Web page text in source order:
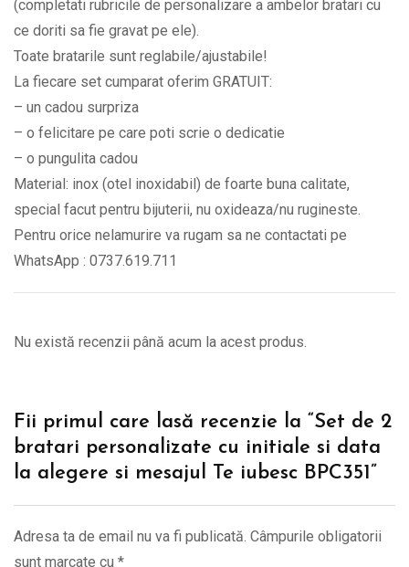
si
mesajul
Te
iubesc
BPC351
quantity
(completati rubricile de personalizare a ambelor bratari cu
ce doriti sa fie gravat pe ele).
Toate bratarile sunt reglabile/ajustabile!
La fiecare set cumparat oferim GRATUIT:
– un cadou surpriza
– o felicitare pe care poti scrie o dedicatie
– o pungulita cadou
Material: inox (otel inoxidabil) de foarte buna calitate,
special facut pentru bijuterii, nu oxideaza/nu rugineste.
Pentru orice nelamurire va rugam sa ne contactati pe
WhatsApp : 0737.619.711
Nu există recenzii până acum la acest produs.
Fii primul care lasă recenzie la “Set de 2
bratari personalizate cu initiale si data
la alegere si mesajul Te iubesc BPC351”
Adresa ta de email nu va fi publicată. Câmpurile obligatorii
sunt marcate cu *